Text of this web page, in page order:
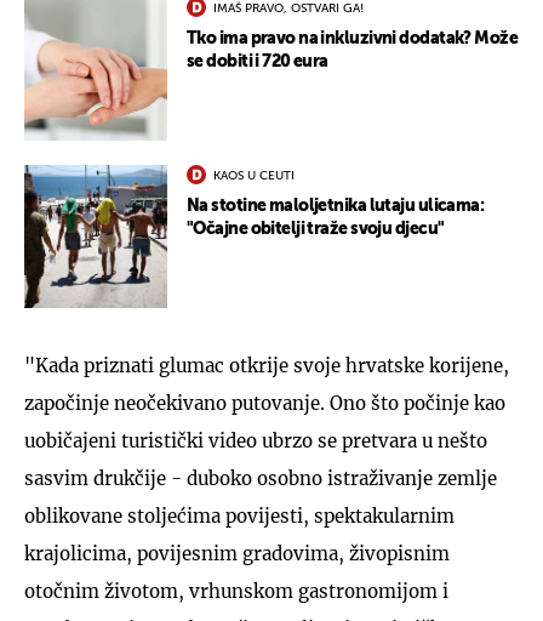
IMAŠ PRAVO, OSTVARI GA!
Tko ima pravo na inkluzivni dodatak? Može
se dobiti i 720 eura
KAOS U CEUTI
Na stotine maloljetnika lutaju ulicama:
"Očajne obitelji traže svoju djecu"
"Kada priznati glumac otkrije svoje hrvatske korijene,
započinje neočekivano putovanje. Ono što počinje kao
uobičajeni turistički video ubrzo se pretvara u nešto
sasvim drukčije - duboko osobno istraživanje zemlje
oblikovane stoljećima povijesti, spektakularnim
krajolicima, povijesnim gradovima, živopisnim
otočnim životom, vrhunskom gastronomijom i